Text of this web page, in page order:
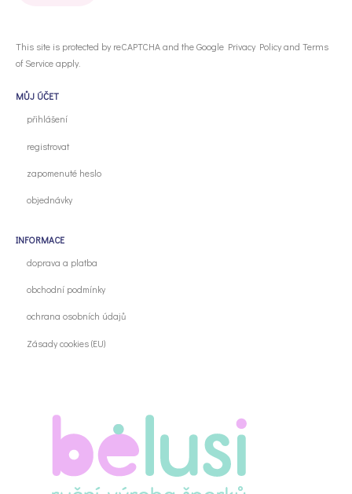
This site is protected by reCAPTCHA and the Google Privacy Policyand Terms
of Serviceapply.
MŮJ ÚČET
přihlášení
registrovat
zapomenuté heslo
objednávky
INFORMACE
doprava a platba
obchodní podmínky
ochrana osobních údajů
Zásady cookies (EU)